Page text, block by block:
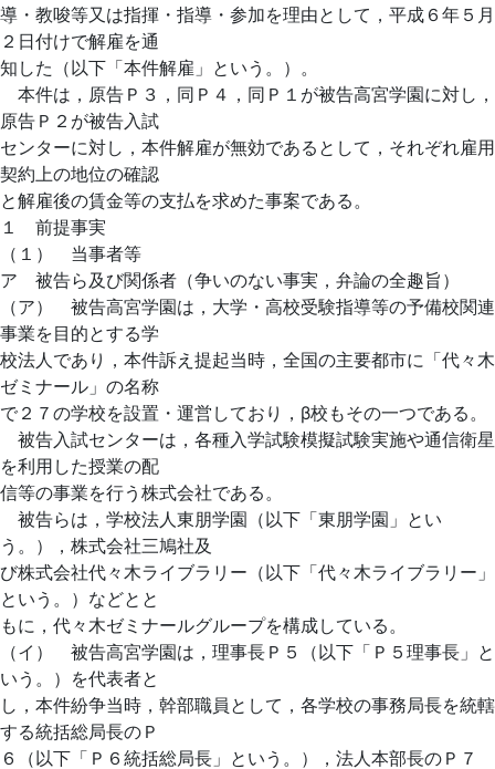
導・教唆等又は指揮・指導・参加を理由として，平成６年５月
２日付けで解雇を通
知した（以下「本件解雇」という。）。
本件は，原告Ｐ３，同Ｐ４，同Ｐ１が被告高宮学園に対し，
原告Ｐ２が被告入試
センターに対し，本件解雇が無効であるとして，それぞれ雇用
契約上の地位の確認
と解雇後の賃金等の支払を求めた事案である。
１ 前提事実
（１） 当事者等
ア 被告ら及び関係者（争いのない事実，弁論の全趣旨）
（ア） 被告高宮学園は，大学・高校受験指導等の予備校関連
事業を目的とする学
校法人であり，本件訴え提起当時，全国の主要都市に「代々木
ゼミナール」の名称
で２７の学校を設置・運営しており，β校もその一つである。
被告入試センターは，各種入学試験模擬試験実施や通信衛星
を利用した授業の配
信等の事業を行う株式会社である。
被告らは，学校法人東朋学園（以下「東朋学園」とい
う。），株式会社三鳩社及
び株式会社代々木ライブラリー（以下「代々木ライブラリー」
という。）などとと
もに，代々木ゼミナールグループを構成している。
（イ） 被告高宮学園は，理事長Ｐ５（以下「Ｐ５理事長」と
いう。）を代表者と
し，本件紛争当時，幹部職員として，各学校の事務局長を統轄
する統括総局長のＰ
６（以下「Ｐ６統括総局長」という。），法人本部長のＰ７